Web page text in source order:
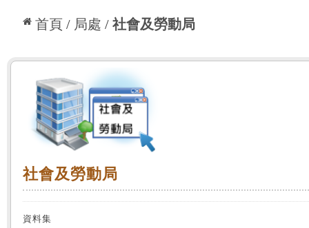
首頁 局處 社會及勞動局
::: 社會及勞動局
社會及勞動局
資料集